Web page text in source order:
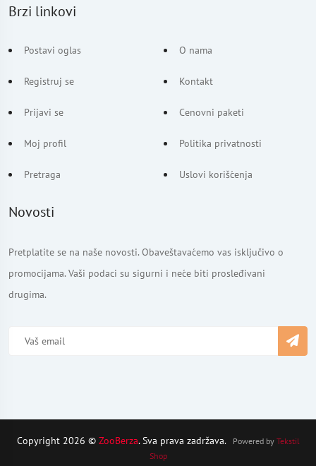
Brzi linkovi
Postavi oglas
Registruj se
Prijavi se
Moj profil
Pretraga
O nama
Kontakt
Cenovni paketi
Politika privatnosti
Uslovi korišćenja
Novosti
Pretplatite se na naše novosti. Obaveštavaćemo vas isključivo o
promocijama. Vaši podaci su sigurni i neće biti prosleđivani
drugima.
Copyright 2026 © ZooBerza. Sva prava zadržava. Powered by Tekstil
Shop